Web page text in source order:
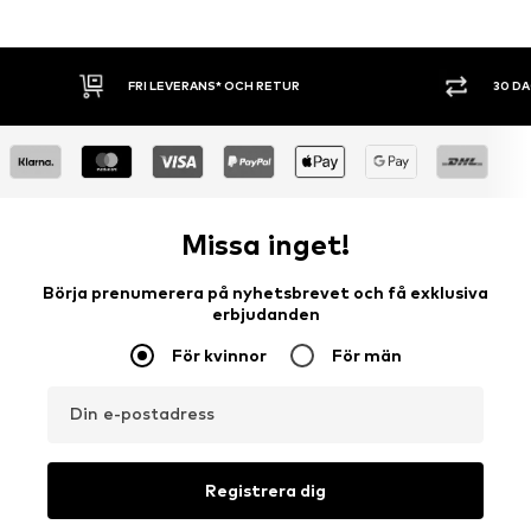
FRI LEVERANS* OCH RETUR 30
Missa inget!
Börja prenumerera på nyhetsbrevet och få exklusiva
erbjudanden
För kvinnor För män
Din e-postadress
Registrera dig